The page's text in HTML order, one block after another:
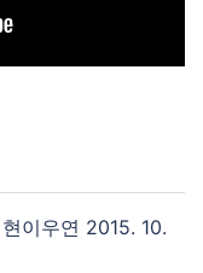
이우연 2015. 10.